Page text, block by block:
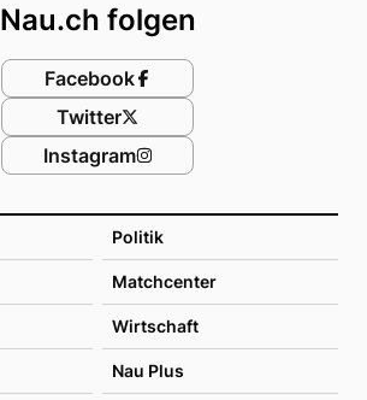
Politik
Matchcenter
Wirtschaft
Nau Plus
Nau.ch folgen
Facebook
Twitter
Instagram